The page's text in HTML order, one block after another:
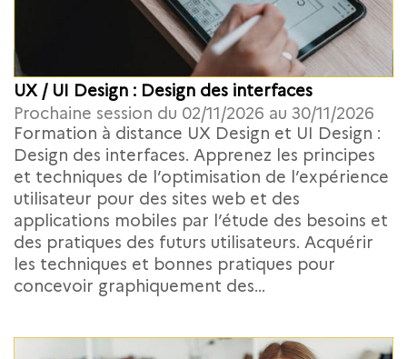
UX / UI Design : Design des interfaces
Prochaine session du 02/11/2026 au 30/11/2026
Formation à distance UX Design et UI Design :
Design des interfaces. Apprenez les principes
et techniques de l’optimisation de l’expérience
utilisateur pour des sites web et des
applications mobiles par l’étude des besoins et
des pratiques des futurs utilisateurs. Acquérir
les techniques et bonnes pratiques pour
concevoir graphiquement des...